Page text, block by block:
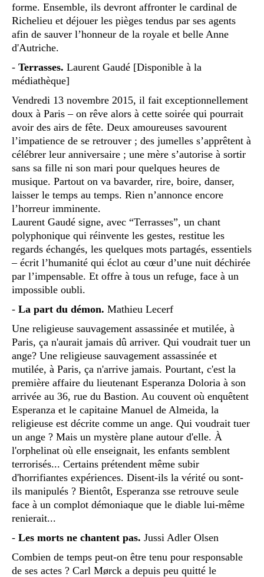
forme. Ensemble, ils devront affronter le cardinal de
Richelieu et déjouer les pièges tendus par ses agents
afin de sauver l’honneur de la royale et belle Anne
d'Autriche.
- Terrasses. Laurent Gaudé [Disponible à la
médiathèque]
Vendredi 13 novembre 2015, il fait exceptionnellement
doux à Paris – on rêve alors à cette soirée qui pourrait
avoir des airs de fête. Deux amoureuses savourent
l’impatience de se retrouver ; des jumelles s’apprêtent à
célébrer leur anniversaire ; une mère s’autorise à sortir
sans sa fille ni son mari pour quelques heures de
musique. Partout on va bavarder, rire, boire, danser,
laisser le temps au temps. Rien n’annonce encore
l’horreur imminente.
Laurent Gaudé signe, avec “Terrasses”, un chant
polyphonique qui réinvente les gestes, restitue les
regards échangés, les quelques mots partagés, essentiels
– écrit l’humanité qui éclot au cœur d’une nuit déchirée
par l’impensable. Et offre à tous un refuge, face à un
impossible oubli.
- La part du démon. Mathieu Lecerf
Une religieuse sauvagement assassinée et mutilée, à
Paris, ça n'aurait jamais dû arriver. Qui voudrait tuer un
ange? Une religieuse sauvagement assassinée et
mutilée, à Paris, ça n'arrive jamais. Pourtant, c'est la
première affaire du lieutenant Esperanza Doloria à son
arrivée au 36, rue du Bastion. Au couvent où enquêtent
Esperanza et le capitaine Manuel de Almeida, la
religieuse est décrite comme un ange. Qui voudrait tuer
un ange ? Mais un mystère plane autour d'elle. À
l'orphelinat où elle enseignait, les enfants semblent
terrorisés... Certains prétendent même subir
d'horrifiantes expériences. Disent-ils la vérité ou sont-
ils manipulés ? Bientôt, Esperanza sse retrouve seule
face à un complot démoniaque que le diable lui-même
renierait...
- Les morts ne chantent pas. Jussi Adler Olsen
Combien de temps peut-on être tenu pour responsable
de ses actes ? Carl Mørck a depuis peu quitté le